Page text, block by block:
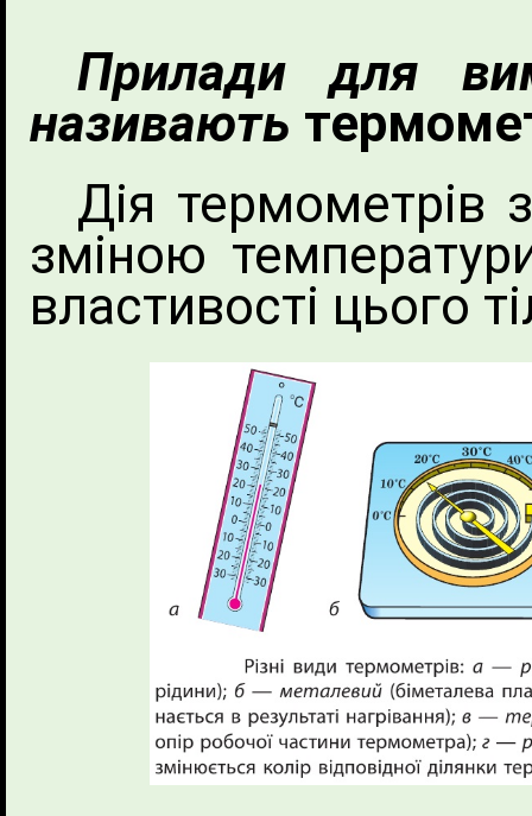
Прилади для
називають
Дія термометрів
зміною
властивості цього